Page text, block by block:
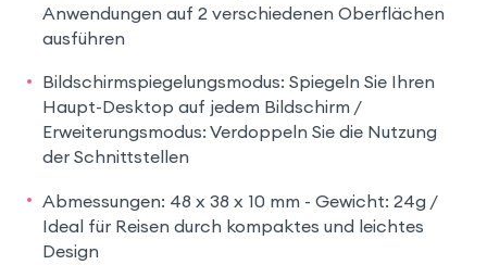
Anwendungen auf 2 verschiedenen Oberflächen
ausführen
Bildschirmspiegelungsmodus: Spiegeln Sie Ihren
Haupt-Desktop auf jedem Bildschirm /
Erweiterungsmodus: Verdoppeln Sie die Nutzung
der Schnittstellen
Abmessungen: 48 x 38 x 10 mm - Gewicht: 24g /
Ideal für Reisen durch kompaktes und leichtes
Design